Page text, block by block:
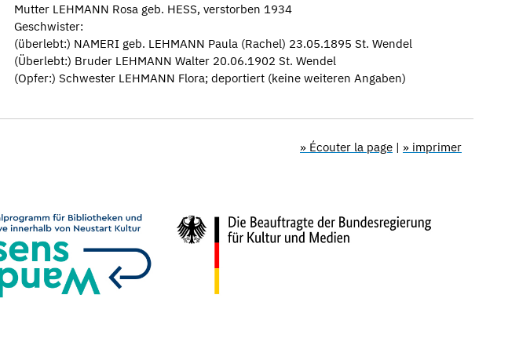
Mutter LEHMANN Rosa geb. HESS, verstorben 1934
Geschwister:
(überlebt:) NAMERI geb. LEHMANN Paula (Rachel) 23.05.1895 St. Wendel
(Überlebt:) Bruder LEHMANN Walter 20.06.1902 St. Wendel
(Opfer:) Schwester LEHMANN Flora; deportiert (keine weiteren Angaben)
» Écouter la page | » imprimer